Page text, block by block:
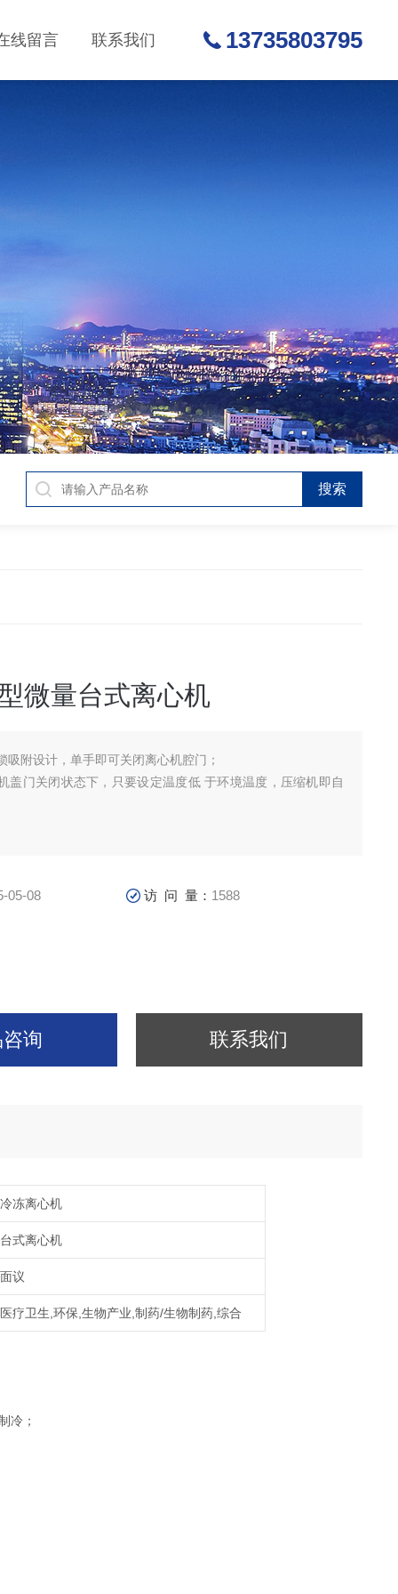
线留言 联系我们 13735803795
微量台式离心机
吸附设计，单手即可关闭离心机腔门；
盖门关闭状态下，只要设定温度低 于环境温度，压缩机即自
05-08 访 问 量： 1588
询 联系我们
冷冻离心机
台式离心机
面议
医疗卫生,环保,生物产业,制药/生物制药,综合
冷；